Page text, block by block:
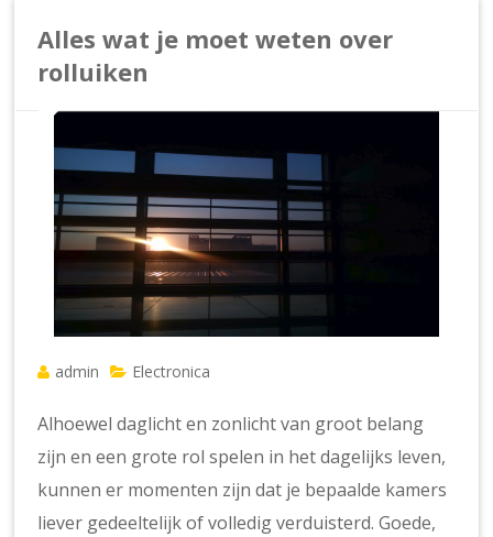
Alles wat je moet weten over
rolluiken
admin Electronica
Alhoewel daglicht en zonlicht van groot belang
zijn en een grote rol spelen in het dagelijks leven,
kunnen er momenten zijn dat je bepaalde kamers
liever gedeeltelijk of volledig verduisterd. Goede,